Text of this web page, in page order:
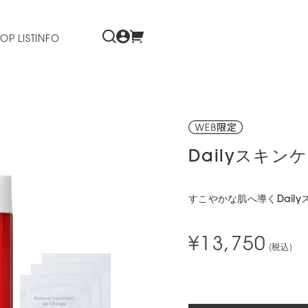
LIST INFO
すこやかな肌へ導くDaily
Dailyスキンケ
¥13,750 (税込)